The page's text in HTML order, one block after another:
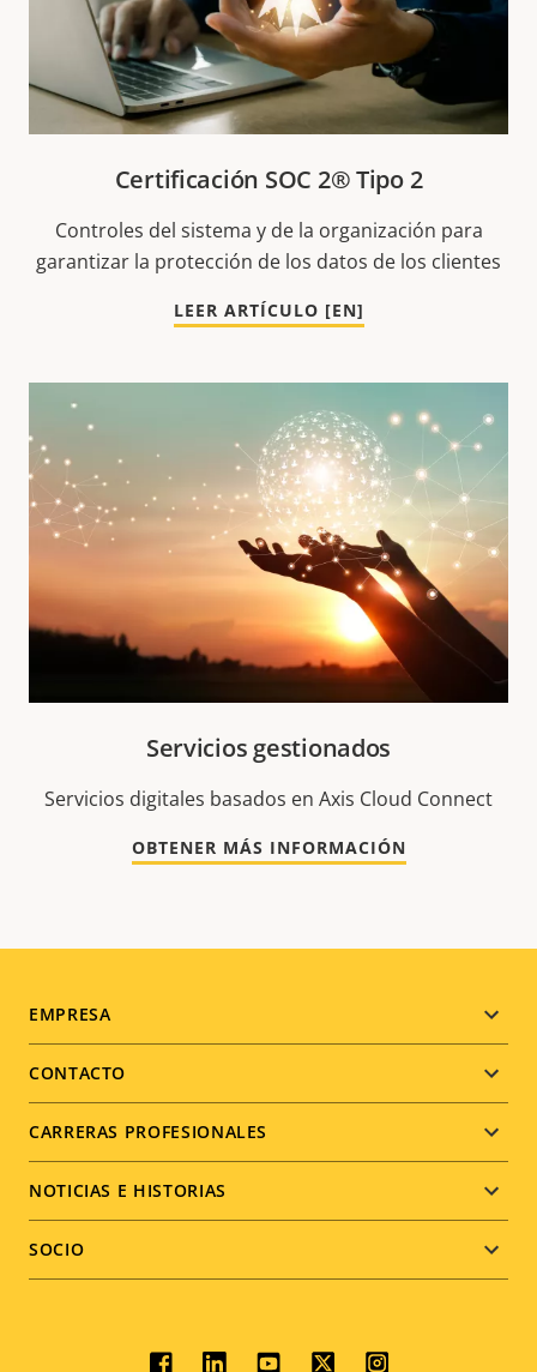
Certificación SOC 2® Tipo 2
Controles del sistema y de la organización para
garantizar la protección de los datos de los clientes
LEER ARTÍCULO [EN]
Servicios gestionados
Servicios digitales basados en Axis Cloud Connect
OBTENER MÁS INFORMACIÓN
Footer
menu
EMPRESA
CONTACTO
CARRERAS PROFESIONALES
NOTICIAS E HISTORIAS
SOCIO